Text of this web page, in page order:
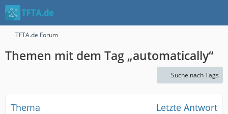
TFTA.de Forum
Themen mit dem Tag „automatically“
Suche nach Tags
Thema Letzte Antwort